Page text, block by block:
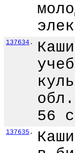
137634 .
56
137635 .